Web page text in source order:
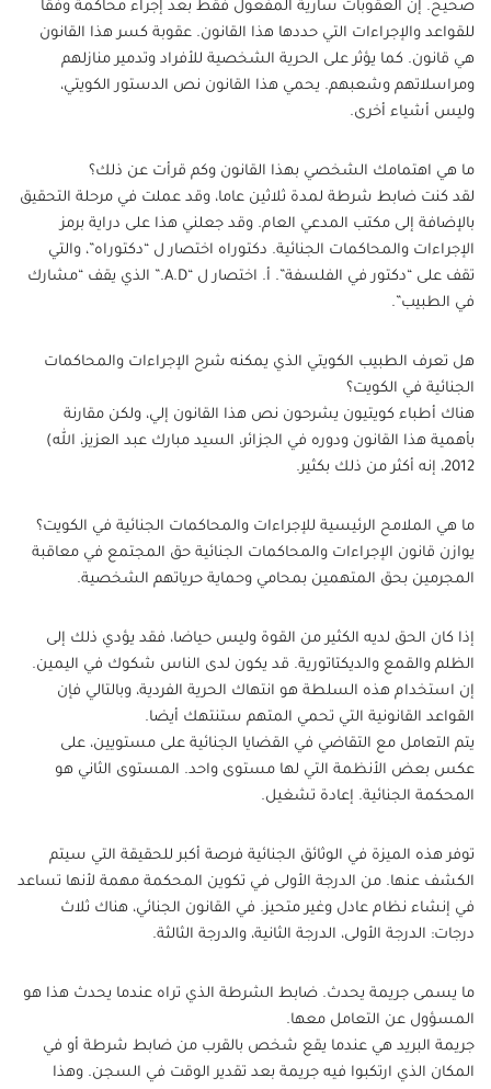
صحيح. إن العقوبات سارية المفعول فقط بعد إجراء محاكمة وفقا
للقواعد والإجراءات التي حددها هذا القانون. عقوبة كسر هذا القانون
هي قانون. كما يؤثر على الحرية الشخصية للأفراد وتدمير منازلهم
ومراسلاتهم وشعبهم. يحمي هذا القانون نص الدستور الكويتي،
وليس أشياء أخرى.
ما هي اهتمامك الشخصي بهذا القانون وكم قرأت عن ذلك؟
لقد كنت ضابط شرطة لمدة ثلاثين عاما، وقد عملت في مرحلة التحقيق
بالإضافة إلى مكتب المدعي العام. وقد جعلني هذا على دراية برمز
الإجراءات والمحاكمات الجنائية. دكتوراه اختصار ل “دكتوراه”، والتي
تقف على “دكتور في الفلسفة”. أ. اختصار ل “A.D.” الذي يقف “مشارك
في الطبيب”.
هل تعرف الطبيب الكويتي الذي يمكنه شرح الإجراءات والمحاكمات
الجنائية في الكويت؟
هناك أطباء كويتيون يشرحون نص هذا القانون إلي، ولكن مقارنة
بأهمية هذا القانون ودوره في الجزائر، السيد مبارك عبد العزيز، الله)
2012، إنه أكثر من ذلك بكثير.
ما هي الملامح الرئيسية للإجراءات والمحاكمات الجنائية في الكويت؟
يوازن قانون الإجراءات والمحاكمات الجنائية حق المجتمع في معاقبة
المجرمين بحق المتهمين بمحامي وحماية حرياتهم الشخصية.
إذا كان الحق لديه الكثير من القوة وليس حياضا، فقد يؤدي ذلك إلى
الظلم والقمع والديكتاتورية. قد يكون لدى الناس شكوك في اليمين.
إن استخدام هذه السلطة هو انتهاك الحرية الفردية، وبالتالي فإن
القواعد القانونية التي تحمي المتهم ستنتهك أيضا.
يتم التعامل مع التقاضي في القضايا الجنائية على مستويين، على
عكس بعض الأنظمة التي لها مستوى واحد. المستوى الثاني هو
المحكمة الجنائية. إعادة تشغيل.
توفر هذه الميزة في الوثائق الجنائية فرصة أكبر للحقيقة التي سيتم
الكشف عنها. من الدرجة الأولى في تكوين المحكمة مهمة لأنها تساعد
في إنشاء نظام عادل وغير متحيز. في القانون الجنائي، هناك ثلاث
درجات: الدرجة الأولى، الدرجة الثانية، والدرجة الثالثة.
ما يسمى جريمة يحدث. ضابط الشرطة الذي تراه عندما يحدث هذا هو
المسؤول عن التعامل معها.
جريمة البريد هي عندما يقع شخص بالقرب من ضابط شرطة أو في
المكان الذي ارتكبوا فيه جريمة بعد تقدير الوقت في السجن. وهذا